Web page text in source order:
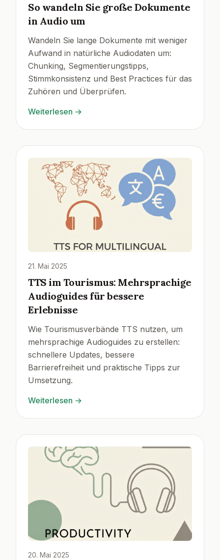
So wandeln Sie große Dokumente
in Audio um
Wandeln Sie lange Dokumente mit weniger
Aufwand in natürliche Audiodaten um:
Chunking, Segmentierungstipps,
Stimmkonsistenz und Best Practices für das
Zuhören und Überprüfen.
Weiterlesen →
21. Mai 2025
TTS im Tourismus: Mehrsprachige
Audioguides für bessere
Erlebnisse
Wie Tourismusverbände TTS nutzen, um
mehrsprachige Audioguides zu erstellen:
schnellere Updates, bessere
Barrierefreiheit und praktische Tipps zur
Umsetzung.
Weiterlesen →
20. Mai 2025